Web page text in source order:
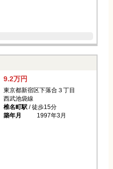
9.2万円
東京都新宿区下落合３丁目
西武池袋線
椎名町駅/ 徒歩15分
築年月
1997年3月